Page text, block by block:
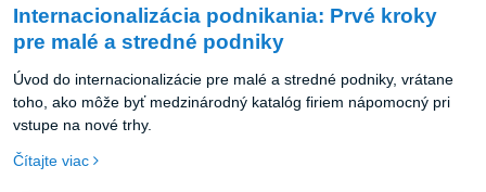
Internacionalizácia podnikania: Prvé kroky
pre malé a stredné podniky
Úvod do internacionalizácie pre malé a stredné podniky, vrátane
toho, ako môže byť medzinárodný katalóg firiem nápomocný pri
vstupe na nové trhy.
Čítajte viac